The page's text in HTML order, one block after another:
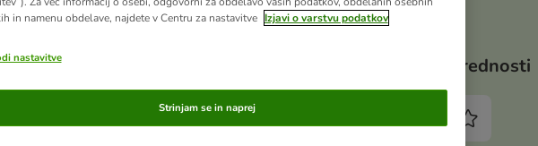
Vaše prednosti
in namenu obdelave, najdete v Centru za nastavitve Izjavi o varstvu podatkov
nastavitve
Strinjam se in naprej